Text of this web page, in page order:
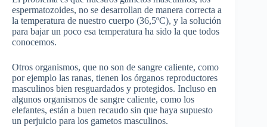
espermatozoides, no se desarrollan de manera correcta a
la temperatura de nuestro cuerpo (36,5ºC), y la solución
para bajar un poco esa temperatura ha sido la que todos
conocemos.
Otros organismos, que no son de sangre caliente, como
por ejemplo las ranas, tienen los órganos reproductores
masculinos bien resguardados y protegidos. Incluso en
algunos organismos de sangre caliente, como los
elefantes, están a buen recaudo sin que haya supuesto
un perjuicio para los gametos masculinos.